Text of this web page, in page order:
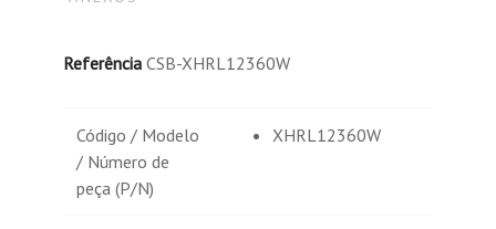
Referência CSB-XHRL12360W
Código / Modelo
/ Número de
peça (P/N)
XHRL12360W